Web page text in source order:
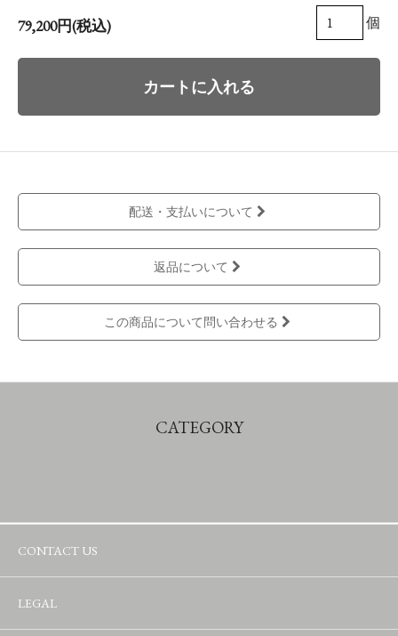
個
79,200円(税込)
カートに入れる
配送・支払いについて
返品について
この商品について問い合わせる
CATEGORY
CONTACT US
LEGAL